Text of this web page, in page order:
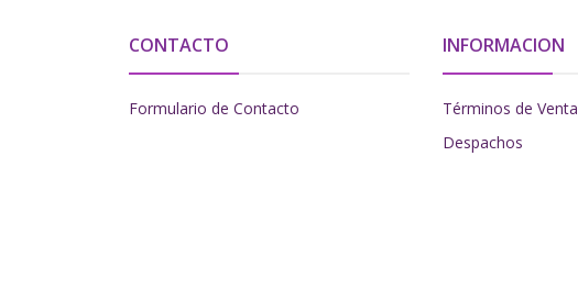
CONTACTO
Formulario de Contacto
INFORMACION
Términos de Venta
Despachos